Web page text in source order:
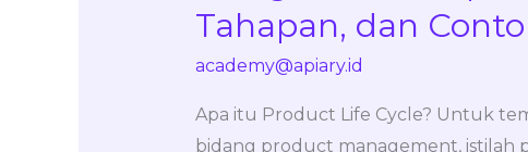
Tahapan, dan
academy@apiary.id
Apa itu Product Life Cycle? Untuk
bidang product management, istilah
Konsep
Product
Life
Cycle,
Tahapan,